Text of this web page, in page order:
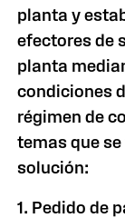
planta y
efectores de
planta
condiciones
régimen de
temas que
solución:
1. Pedido de